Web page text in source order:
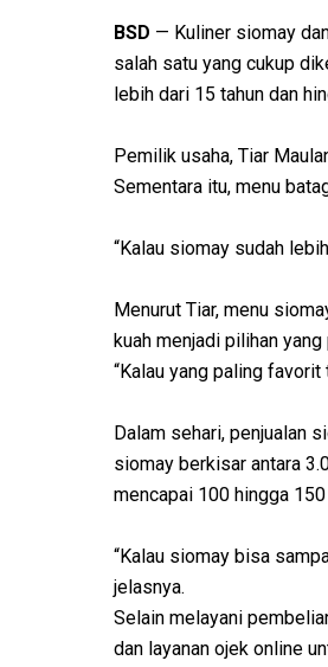
BSD — Kuliner siomay
salah satu yang cukup
lebih dari 15 tahun dan
Pemilik usaha, Tiar
Sementara itu, menu
“Kalau siomay sudah
Menurut Tiar, menu
kuah menjadi pilihan
“Kalau yang paling favorit
Dalam sehari, penjualan
siomay berkisar antara
mencapai 100 hingga
“Kalau siomay bisa
jelasnya.
Selain melayani
dan layanan ojek online